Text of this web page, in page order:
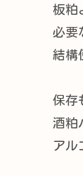
板粕
必要
結構
保存
酒粕
アル